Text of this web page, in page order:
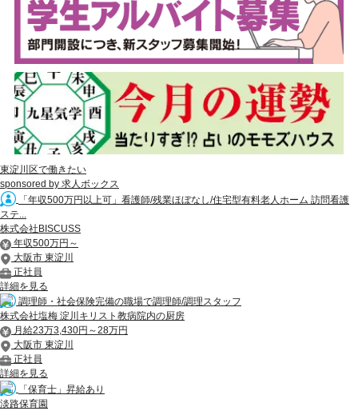
東淀川区で働きたい
sponsored by 求人ボックス
「年収500万円以上可」看護師/残業ほぼなし/住宅型有料老人ホーム 訪問看護
ステ...
株式会社BISCUSS
年収500万円～
大阪市 東淀川
正社員
詳細を見る
調理師・社会保険完備の職場で調理師/調理スタッフ
株式会社塩梅 淀川キリスト教病院内の厨房
月給23万3,430円～28万円
大阪市 東淀川
正社員
詳細を見る
「保育士」昇給あり
淡路保育園